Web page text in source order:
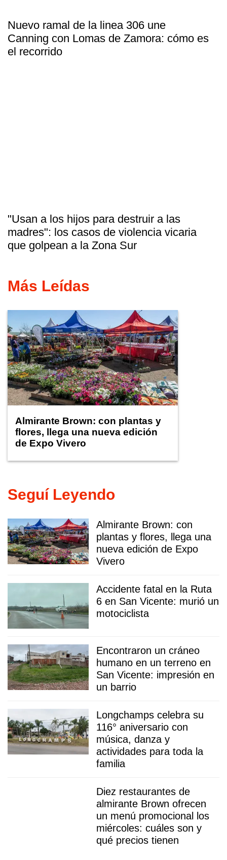
Nuevo ramal de la linea 306 une
Canning con Lomas de Zamora: cómo es
el recorrido
"Usan a los hijos para destruir a las
madres": los casos de violencia vicaria
que golpean a la Zona Sur
Más Leídas
Almirante Brown: con plantas y
flores, llega una nueva edición
de Expo Vivero
Seguí Leyendo
Almirante Brown: con
plantas y flores, llega una
nueva edición de Expo
Vivero
Accidente fatal en la Ruta
6 en San Vicente: murió un
motociclista
Encontraron un cráneo
humano en un terreno en
San Vicente: impresión en
un barrio
Longchamps celebra su
116° aniversario con
música, danza y
actividades para toda la
familia
Diez restaurantes de
almirante Brown ofrecen
un menú promocional los
miércoles: cuáles son y
qué precios tienen